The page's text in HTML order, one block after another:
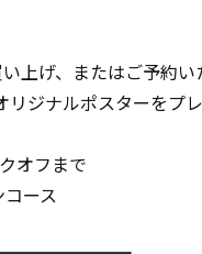
上げ、またはご予約
リジナルポスターをプレ
オフまで
コース